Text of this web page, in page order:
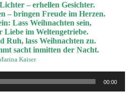
– erhellen Gesichter.
– bringen Freude im Herzen.
Lass Weihnachten sein,
Liebe im Weltengetriebe.
Ruh, lass Weihnachten zu.
sacht inmitten der Nacht.
Kaiser
00:00